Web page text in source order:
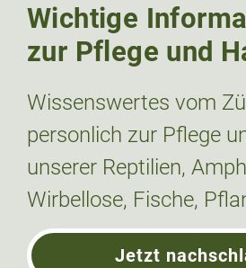
Wichtige
zur Pflege und
Wissenswertes vom
personlich zur Pflege
unserer Reptilien,
Wirbellose, Fische,
Jetzt